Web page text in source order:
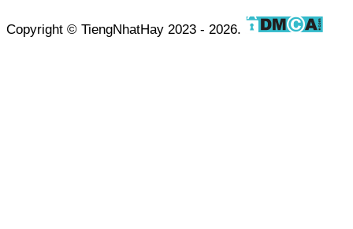
Copyright © TiengNhatHay 2023 - 2026.